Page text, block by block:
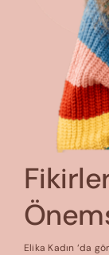
Elika Kadın ‘da